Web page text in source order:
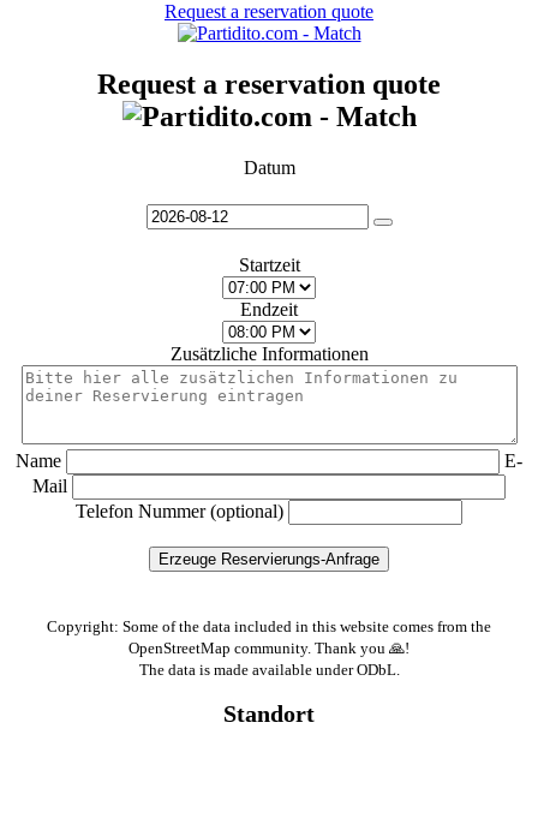
Request a reservation quote
Request a reservation quote
Datum
Startzeit
Endzeit
Zusätzliche Informationen
Name
E-
Mail
Telefon Nummer (optional)
Copyright: Some of the data included in this website comes from the
OpenStreetMap community. Thank you 🙏!
The data is made available under ODbL.
Standort